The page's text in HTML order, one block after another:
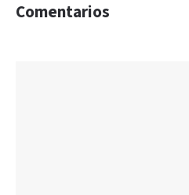
Comentarios